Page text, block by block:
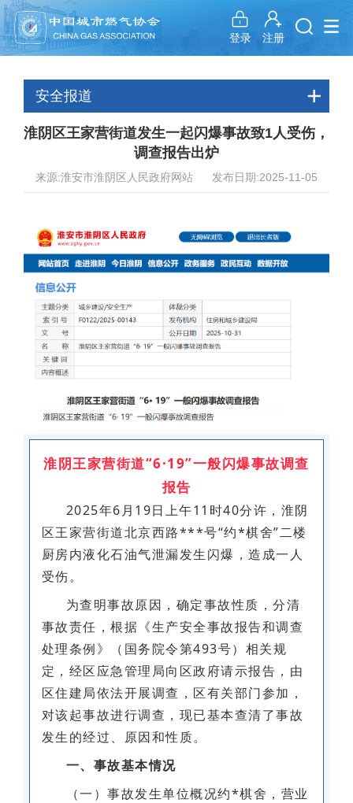
登录 注册
安全报道
淮阴区王家营街道发生一起闪爆事故致1人受伤，
调查报告出炉
来源:淮安市淮阴区人民政府网站 发布日期:2025-11-05
淮阴王家营街道“6·19”一般闪爆事故调查
报告
2025年6月19日上午11时40分许，淮阴
区王家营街道北京西路***号“约*棋舍”二楼
厨房内液化石油气泄漏发生闪爆，造成一人
受伤。
为查明事故原因，确定事故性质，分清
事故责任，根据《生产安全事故报告和调查
处理条例》（国务院令第493号）相关规
定，经区应急管理局向区政府请示报告，由
区住建局依法开展调查，区有关部门参加，
对该起事故进行调查，现已基本查清了事故
发生的经过、原因和性质。
一、事故基本情况
（一）事故发生单位概况约*棋舍，营业